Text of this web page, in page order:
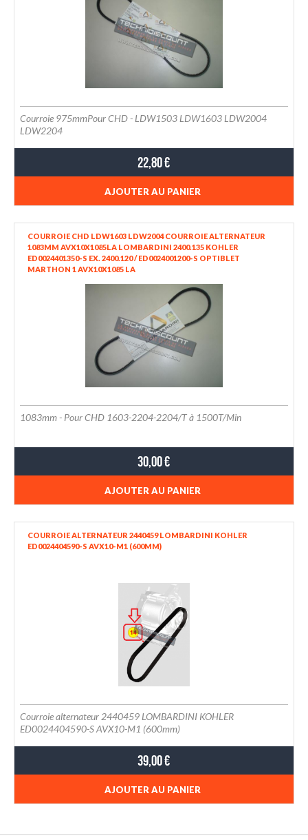
Courroie 975mmPour CHD - LDW1503 LDW1603 LDW2004
LDW2204
22,80 €
AJOUTER AU PANIER
COURROIE CHD LDW1603 LDW2004 COURROIE ALTERNATEUR
1083MM AVX10X1085LA LOMBARDINI 2400.135 KOHLER
ED0024401350-S EX. 2400.120 / ED0024001200-S OPTIBLET
MARTHON 1 AVX10X1085 LA
1083mm - Pour CHD 1603-2204-2204/T à 1500T/Min
30,00 €
AJOUTER AU PANIER
COURROIE ALTERNATEUR 2440459 LOMBARDINI KOHLER
ED0024404590-S AVX10-M1 (600MM)
Courroie alternateur 2440459 LOMBARDINI KOHLER
ED0024404590-S AVX10-M1 (600mm)
39,00 €
AJOUTER AU PANIER